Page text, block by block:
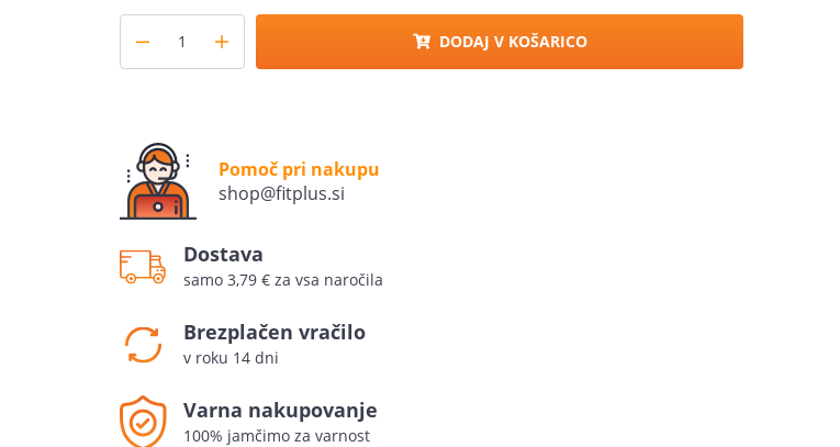
DODAJ V KOŠARICO
Pomoč pri nakupu
shop@fitplus.si
Dostava
samo 3,79 € za vsa naročila
Brezplačen vračilo
v roku 14 dni
Varna nakupovanje
100% jamčimo za varnost